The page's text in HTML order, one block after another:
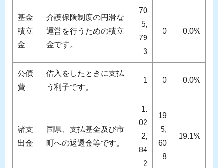
基金
積立
金
介護保険制度の円滑な
運営を行うための積立
金です。
70
5,
79
3
0 0.0%
公債
費
借入をしたときに支払
う利子です。
1 0 0.0%
諸支
出金
国県、支払基金及び市
町への返還金等です。
1,
02
2,
84
2
19
5,
60
8
19.1%